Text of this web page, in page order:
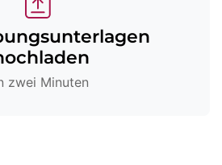
zwei Minuten